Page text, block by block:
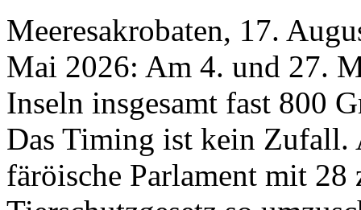
Meeresakrobaten, 17.
Mai 2026: Am 4. und 27.
Inseln insgesamt fast 800
Das Timing ist kein Zufall.
färöische Parlament mit 28